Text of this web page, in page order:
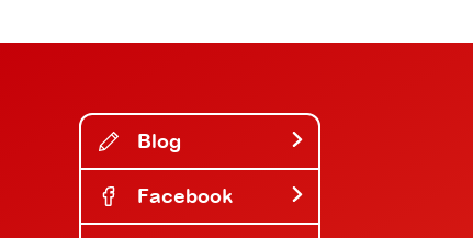
Blog
Facebook